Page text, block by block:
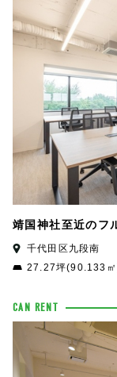
靖国神社至近のフ
千代田区九段南
27.27坪(90.133
CAN RENT